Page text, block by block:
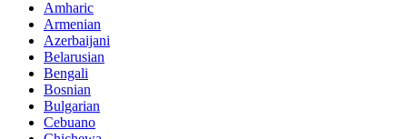
Amharic
Armenian
Azerbaijani
Belarusian
Bengali
Bosnian
Bulgarian
Cebuano